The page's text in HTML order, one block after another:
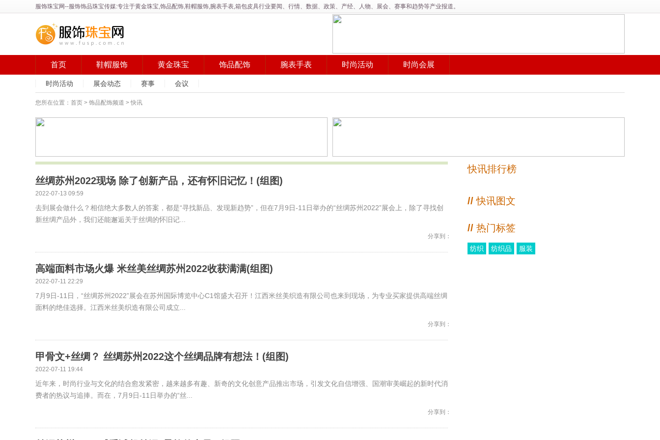
服饰珠宝网--服饰饰品珠宝传媒:专注于黄金珠宝,饰品配饰,鞋帽服饰,腕表手表,箱包皮具行业要闻、行情、数据、政策、产经、人物、展会、赛事和趋势等产业报道。
首页 鞋帽服饰 黄金珠宝 饰品配饰 腕表手表 时尚活动 时尚会展
时尚活动 展会动态 赛事 会议
您所在位置： 首页 > 饰品配饰频道 > 快讯
丝绸苏州2022现场 除了创新产品，还有怀旧记忆！(组图)
2022-07-13 09:59
去到展会做什么？相信绝大多数人的答案，都是“寻找新品、发现新趋势”，但在7月9日-11日举办的“丝绸苏州2022”展会上，除了寻找创
新丝绸产品外，我们还能邂逅关于丝绸的怀旧记...
分享到：
高端面料市场火爆 米丝美丝绸苏州2022收获满满(组图)
2022-07-11 22:29
7月9日-11日，“丝绸苏州2022”展会在苏州国际博览中心C1馆盛大召开！江西米丝美织造有限公司也来到现场，为专业买家提供高端丝绸
面料的绝佳选择。江西米丝美织造有限公司成立...
分享到：
甲骨文+丝绸？ 丝绸苏州2022这个丝绸品牌有想法！(组图)
2022-07-11 19:44
近年来，时尚行业与文化的结合愈发紧密，越来越多有趣、新奇的文化创意产品推出市场，引发文化自信增强、国潮审美崛起的新时代消
费者的热议与追捧。而在，7月9日-11日举办的“丝...
分享到：
快讯排行榜
// 快讯图文
// 热门标签
纺织 纺织品 服装